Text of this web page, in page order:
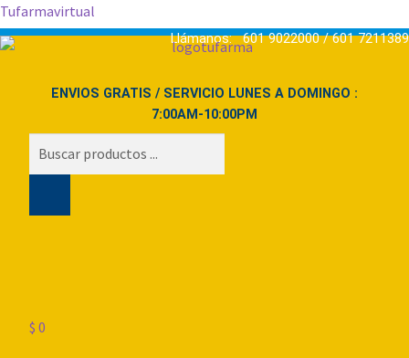
Tufarmavirtual
Llámanos: 601 9022000 / 601 7211389
ENVIOS GRATIS / SERVICIO LUNES A DOMINGO :
7:00AM-10:00PM
$ 0